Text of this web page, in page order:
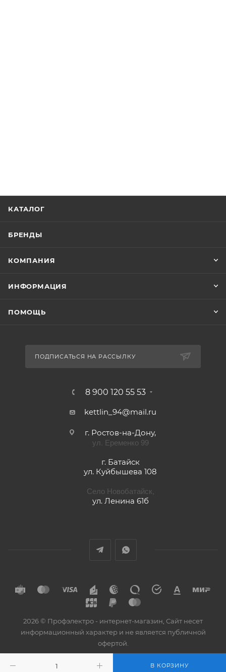
В КОРЗИНУ
КАТАЛОГ
БРЕНДЫ
КОМПАНИЯ
ИНФОРМАЦИЯ
ПОМОЩЬ
ПОДПИСАТЬСЯ НА РАССЫЛКУ
8 900 120 55 53
kettlin_94@mail.ru
г. Ростов-на-Дону,
ул. Еременко 99
г. Батайск
ул. Куйбышева 108
Село Новобатайск,
ул. Ленина 61б
2026 © Профэлектро - интернет-магазин, Сайт несет
информационный характер и не является публичной
офертой.